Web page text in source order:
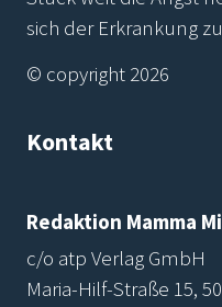
sich der Erkrankung
© copyright 2026
Kontakt
Redaktion Mamma
c/o atp Verlag GmbH
Maria-Hilf-Straße 15,